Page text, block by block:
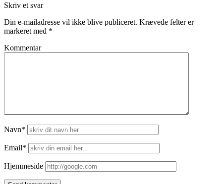
Skriv et svar
Din e-mailadresse vil ikke blive publiceret. Krævede felter er
markeret med *
Kommentar
Navn*
Email*
Hjemmeside